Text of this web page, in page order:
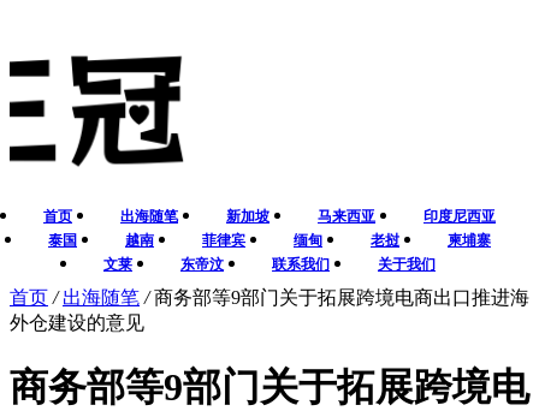
首页 出海随笔 新加坡 马来西亚
印度尼西亚
泰国
越南 菲律宾 缅甸 老挝
柬埔寨
文莱
东帝汶 联系我们 关于我们
首页 / 出海随笔 / 商务部等9部门关于拓展跨境电商出口推进海
外仓建设的意见
商务部等9部门关于拓展跨境电